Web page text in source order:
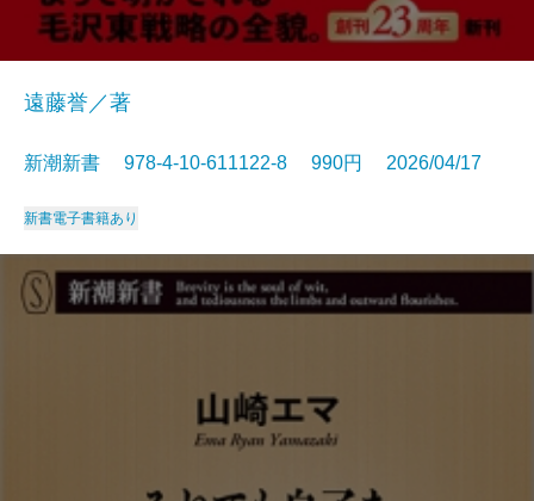
遠藤誉／著
新潮新書 978-4-10-611122-8 990円 2026/04/17
新書電子書籍あり